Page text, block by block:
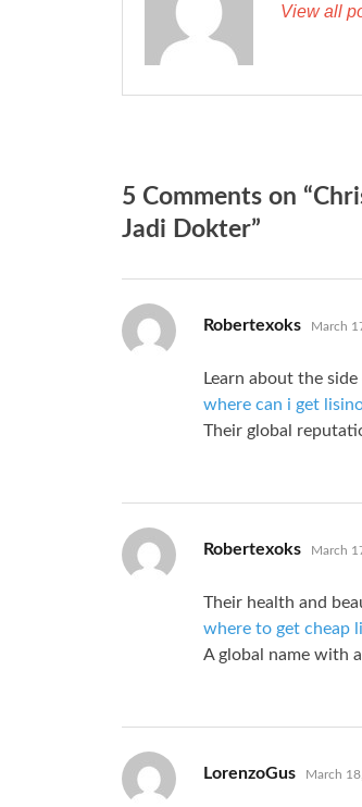
View all
5 Comments on
Jadi Dokter”
Robertexoks says:
March
Learn about the
where can i get
Their global
Robertexoks says:
March
Their health and
where to get cheap
A global name with
LorenzoGus says:
March